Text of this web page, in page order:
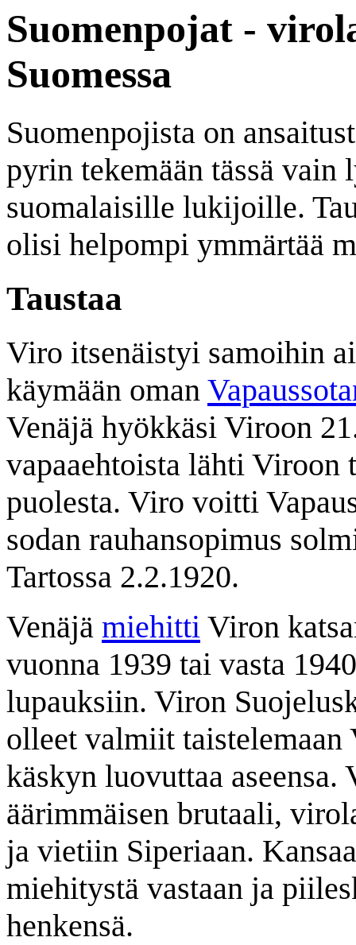
Suomenpojat -
Suomessa
Suomenpojista on
pyrin tekemään tässä vain
suomalaisille lukijoille.
olisi helpompi ymmärtää
Taustaa
Viro itsenäistyi samoihin
käymään oman
Venäjä hyökkäsi Viroon
vapaaehtoista lähti Viroon
puolesta. Viro voitti
sodan rauhansopimus
Tartossa 2.2.1920.
Venäjä miehitti Viron
vuonna 1939 tai vasta
lupauksiin. Viron
olleet valmiit taistelemaan
käskyn luovuttaa
äärimmäisen brutaali,
ja vietiin Siperiaan.
miehitystä vastaan ja
henkensä.